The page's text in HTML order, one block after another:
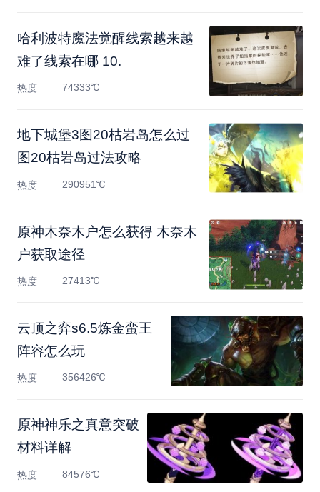
哈利波特魔法觉醒线索越来越
难了线索在哪 10.
热度 74333℃
地下城堡3图20枯岩岛怎么过
图20枯岩岛过法攻略
热度 290951℃
原神木奈木户怎么获得 木奈木
户获取途径
热度 27413℃
云顶之弈s6.5炼金蛮王
阵容怎么玩
热度 356426℃
原神神乐之真意突破
材料详解
热度 84576℃